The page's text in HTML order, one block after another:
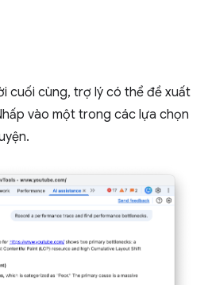
cuối cùng, trợ lý có thể đề xuất
vào một trong các lựa chọn